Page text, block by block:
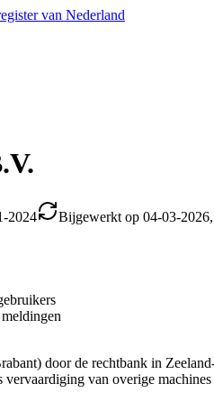
van Nederland
2024 Bijgewerkt op 04-03-2026,
door de rechtbank in
van overige machines